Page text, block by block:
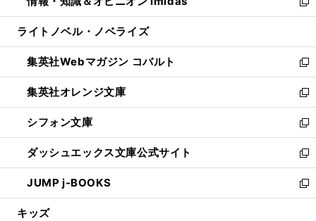
開
ウ
開
く
ィ
ン
ウ
で
開
く
い
ウ
ン
ド
ウ
で
開
く
新
し
ウ
ィ
ン
ド
ウ
で
開
く
ライトノベル・ノベライズ
集英社Webマガジン コバルト
新
し
い
ウ
ィ
ン
ド
ウ
で
開
集英社オレンジ文庫
新
し
い
ウ
ィ
ン
ド
ウ
シフォン文庫
新
し
い
ウ
ィ
ン
ダッシュエックス文庫公式サイト
新
し
い
ウ
JUMP j-BOOKS
新
し
キッズ